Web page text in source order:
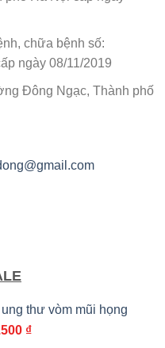
chữa bệnh số:
ngày 08/11/2019
Đông Ngạc, Thành phố
thư vòm mũi họng
₫Giá